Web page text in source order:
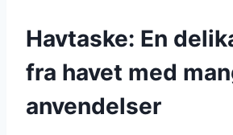
Havtaske: En
fra havet med
anvendelser